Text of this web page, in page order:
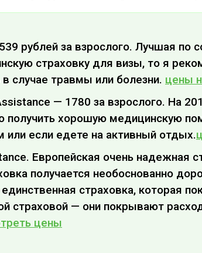
рублей за взрослого. Лучшая
страховку для визы, то я
случае травмы или болезни. цены
— 1780 за взрослого. На
получить хорошую медицинскую
если едете на активный отдых.
Европейская очень надежная
получается необоснованно
страховка, которая
страховой — они покрывают
цены